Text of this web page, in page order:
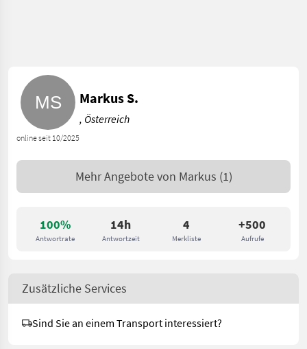
100%
Antwortrate
14h
Antwortzeit
4
Merkliste
+500
Aufrufe
online seit 10/2025
Markus S.
, Österreich
Mehr Angebote von Markus (1)
Zusätzliche Services
Sind Sie an einem Transport interessiert?